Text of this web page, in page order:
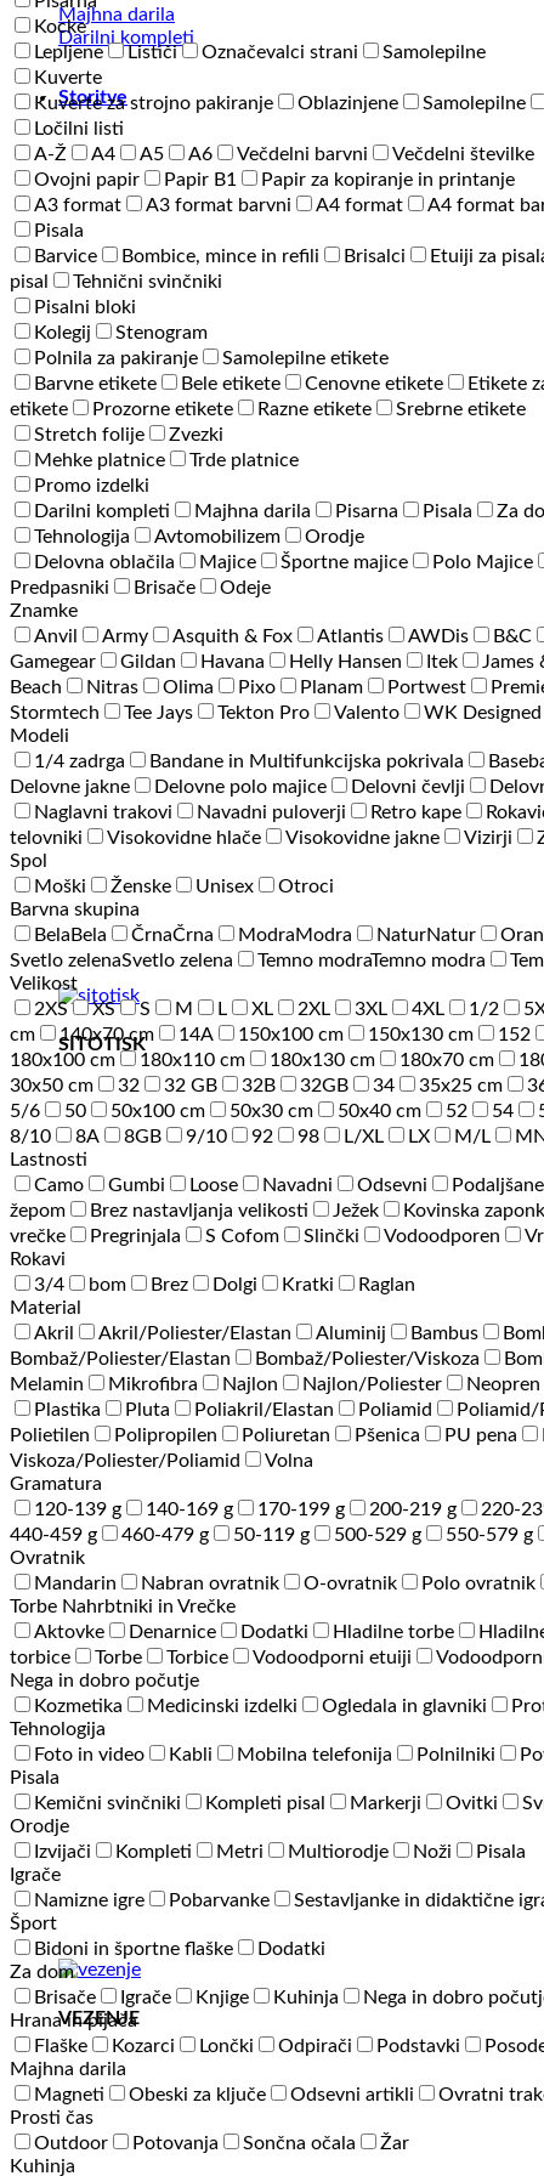
Majhna darila
Darilni kompleti
Storitve
SITOTISK
VEZENJE
Kocke
Lepljene
Lističi Označevalci strani
Samolepilne
Kuverte
Kuverte za strojno pakiranje
Oblazinjene Samolepilne
Ločilni listi
A-Ž
A4 A5 A6 Večdelni barvni
Večdelni številke
Ovojni papir
Papir B1
Papir za kopiranje in printanje
A3 format
A3 format barvni A4 format A4 format
Pisala
Barvice
Bombice, mince in refili Brisalci Etuiji za
pisal
Tehnični svinčniki
Pisalni bloki
Kolegij
Stenogram
Polnila za pakiranje
Samolepilne etikete
Barvne etikete
Bele etikete Cenovne etikete Etikete
etikete
Prozorne etikete Razne etikete
Srebrne etikete
Stretch folije
Zvezki
Mehke platnice
Trde platnice
Promo izdelki
Darilni kompleti
Majhna darila Pisarna Pisala Za
Tehnologija
Avtomobilizem
Orodje
Delovna oblačila
Majice Športne majice Polo Majice
Predpasniki
Brisače
Odeje
Znamke
Anvil
Army Asquith & Fox Atlantis AWDis B&C
Gamegear
Gildan Havana Helly Hansen Itek James
Beach
Nitras Olima Pixo Planam Portwest
Stormtech
Tee Jays Tekton Pro Valento WK
Modeli
1/4 zadrga
Bandane in Multifunkcijska pokrivala
Delovne jakne
Delovne polo majice Delovni čevlji
Naglavni trakovi
Navadni puloverji Retro kape
telovniki
Visokovidne hlače Visokovidne jakne Vizirji
Spol
Moški
Ženske Unisex
Otroci
Barvna skupina
Bela Bela ČrnaČrna ModraModra NaturNatur
Svetlo zelenaSvetlo zelena Temno modraTemno modra
Velikost
2XS
XS S M L XL 2XL 3XL 4XL 1/2
cm
140x70 cm 14A 150x100 cm 150x130 cm 152
180x100 cm
180x110 cm 180x130 cm 180x70 cm
30x50 cm
32 32 GB 32B 32GB 34 35x25 cm
5/6
50 50x100 cm 50x30 cm 50x40 cm 52 54
8/10
8A 8GB 9/10 92 98 L/XL LX M/L MN
Lastnosti
Camo
Gumbi Loose Navadni Odsevni Podaljšane
žepom
Brez nastavljanja velikosti Ježek Kovinska
vrečke
Pregrinjala S Cofom Slinčki Vodoodporen
Rokavi
3/4
bom Brez Dolgi Kratki
Raglan
Material
Akril
Akril/Poliester/Elastan Aluminij Bambus
Bombaž/Poliester/Elastan
Bombaž/Poliester/Viskoza
Melamin
Mikrofibra Najlon Najlon/Poliester Neopren
Plastika
Pluta Poliakril/Elastan Poliamid Poliamid/
Polietilen
Polipropilen Poliuretan Pšenica PU pena
Viskoza/Poliester/Poliamid
Volna
Gramatura
120-139 g
140-169 g 170-199 g 200-219 g 220-
440-459 g
460-479 g 50-119 g 500-529 g 550-579 g
Ovratnik
Mandarin
Nabran ovratnik O-ovratnik Polo ovratnik
Torbe Nahrbtniki in Vrečke
Aktovke
Denarnice Dodatki Hladilne torbe
torbice
Torbe Torbice Vodoodporni etuiji
Nega in dobro počutje
Kozmetika
Medicinski izdelki Ogledala in glavniki
Tehnologija
Foto in video
Kabli Mobilna telefonija Polnilniki
Pisala
Kemični svinčniki
Kompleti pisal Markerji Ovitki
Orodje
Izvijači
Kompleti Metri Multiorodje Noži
Pisala
Igrače
Namizne igre
Pobarvanke
Sestavljanke in didaktične
Šport
Bidoni in športne flaške
Dodatki
Za dom
Brisače
Igrače Knjige Kuhinja Nega in dobro
Hrana in pijača
Flaške
Kozarci Lončki Odpirači Podstavki
Majhna darila
Magneti
Obeski za ključe Odsevni artikli
Ovratni
Prosti čas
Outdoor
Potovanja Sončna očala
Žar
Kuhinja